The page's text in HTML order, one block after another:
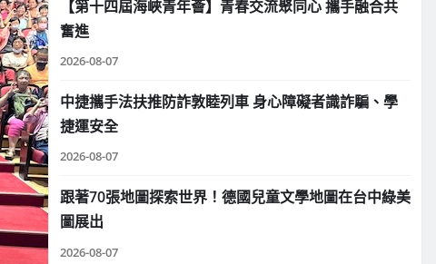
【第十四屆海峽青年薈】青春交流聚同心 攜手融合共
奮進
2026-08-07
中捷攜手法扶推防詐敦睦列車 身心障礙者識詐騙、學
捷運安全
2026-08-07
跟著70張地圖探索世界！德國兒童文學地圖在台中綠美
圖展出
2026-08-07